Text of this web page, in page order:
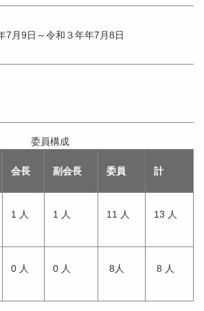
7月9日～令和３年年7月8日
会長 副会長 委員 計
委員構成
1 人 1 人 11 人 13 人
0 人 0 人 8人 8 人